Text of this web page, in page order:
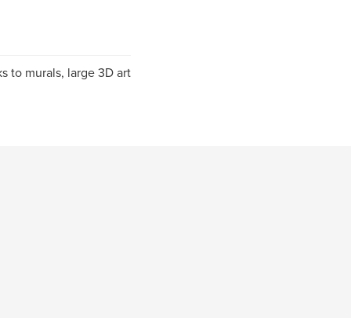
to murals, large 3D art